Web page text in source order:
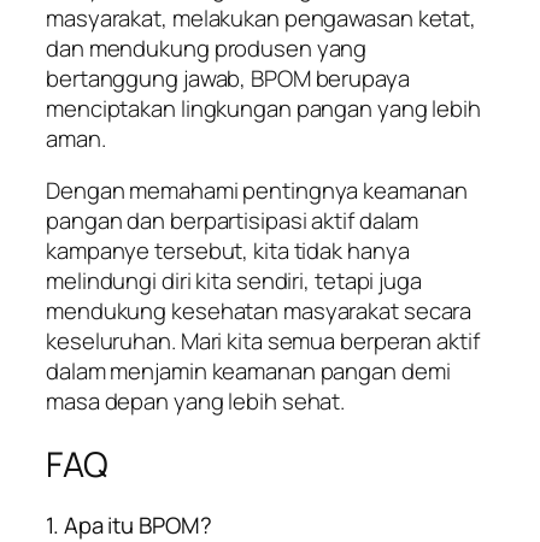
masyarakat, melakukan pengawasan ketat,
dan mendukung produsen yang
bertanggung jawab, BPOM berupaya
menciptakan lingkungan pangan yang lebih
aman.
Dengan memahami pentingnya keamanan
pangan dan berpartisipasi aktif dalam
kampanye tersebut, kita tidak hanya
melindungi diri kita sendiri, tetapi juga
mendukung kesehatan masyarakat secara
keseluruhan. Mari kita semua berperan aktif
dalam menjamin keamanan pangan demi
masa depan yang lebih sehat.
FAQ
1. Apa itu BPOM?